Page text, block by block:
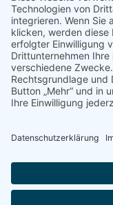
Impressum & Disclaimer
AGB und Widerrufsrecht
Verpackung und Versand